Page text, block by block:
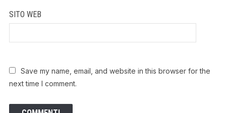
SITO WEB
Save my name, email, and website in this browser for the
next time I comment.